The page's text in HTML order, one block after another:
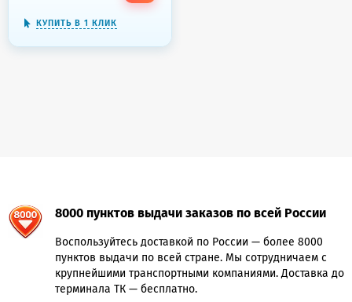
КУПИТЬ В 1 КЛИК
8000 пунктов выдачи заказов по всей России
Воспользуйтесь доставкой по России — более 8000
пунктов выдачи по всей стране. Мы сотрудничаем с
крупнейшими транспортными компаниями. Доставка до
терминала ТК — бесплатно.